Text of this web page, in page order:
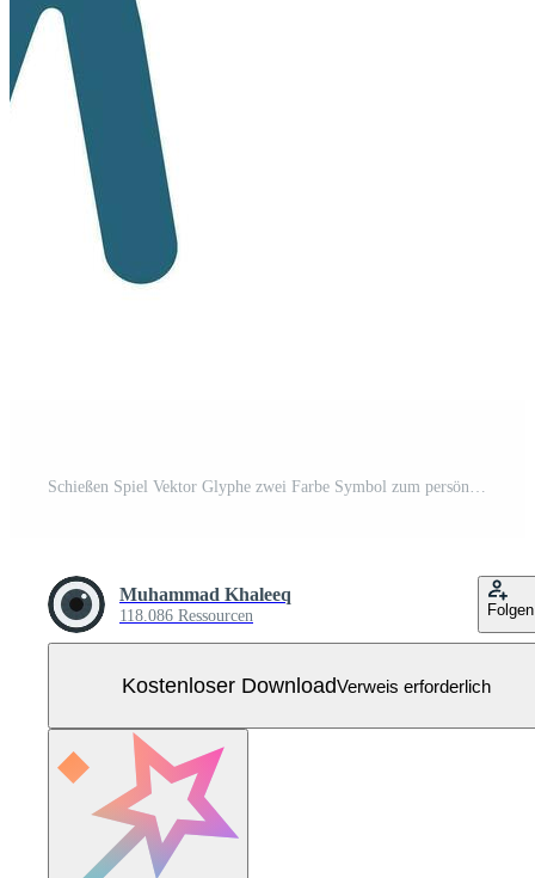
Schießen Spiel Vektor Glyphe zwei Farbe Symbol zum persönlich und kommerziell verwenden. Kostenloser Vektor
Muhammad Khaleeq
118.086 Ressourcen Folgen
Kostenloser DownloadVerweis erforderlich